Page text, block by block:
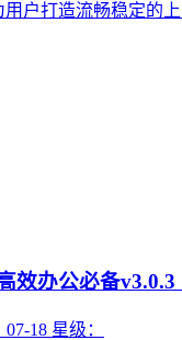
用户打造流畅稳定的
效办公必备v3.0.3
07-18 星级：